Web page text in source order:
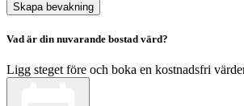
Skapa bevakning
Vad är din nuvarande bostad värd?
Ligg steget före och boka en kostnadsfri